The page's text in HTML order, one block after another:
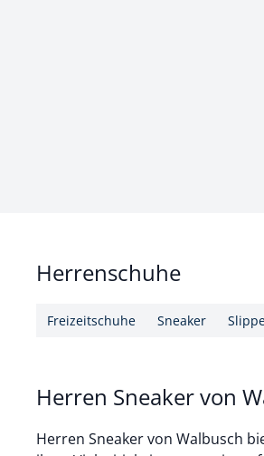
Herrenschuhe
Freizeitschuhe Sneaker
Herren Sneaker von
Herren Sneaker von Walbusch